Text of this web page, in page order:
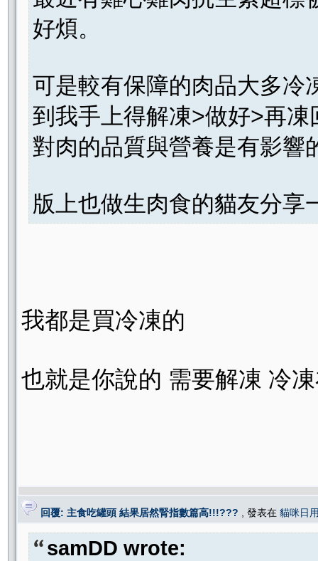
好煩。
可是較有保障的肉品大多冷
到我手上得解凍>做好>再凍
對肉的品質與營養是有影響
版上也做生肉食的貓友分享
我都是買冷凍的
也就是你說的 需要解凍 冷
回覆: 主食吃罐頭 結果居然腎指數篇高!!!??? , 發表在 貓咪日
samDD wrote: